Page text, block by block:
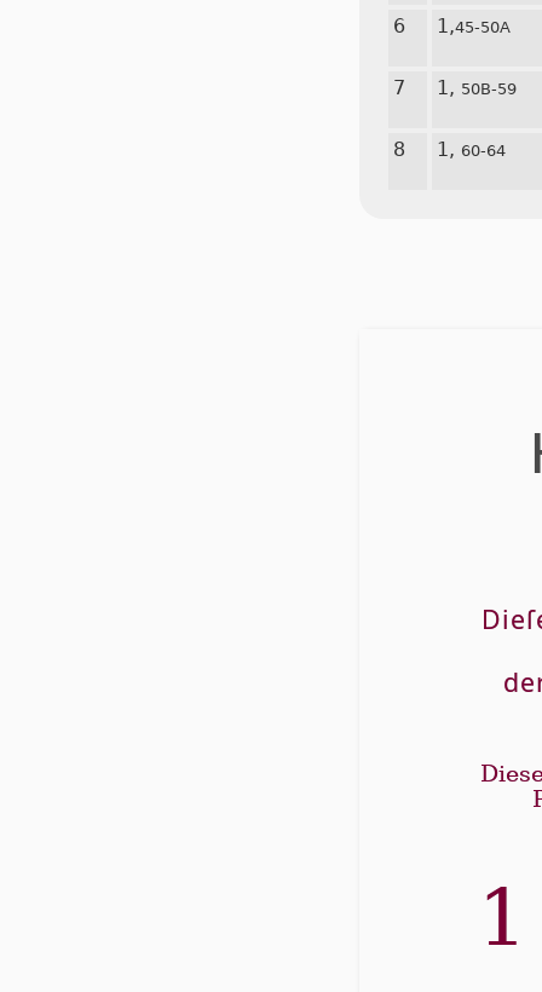
6 1,45-50A
7 1, 50B-59
8 1, 60-64
1